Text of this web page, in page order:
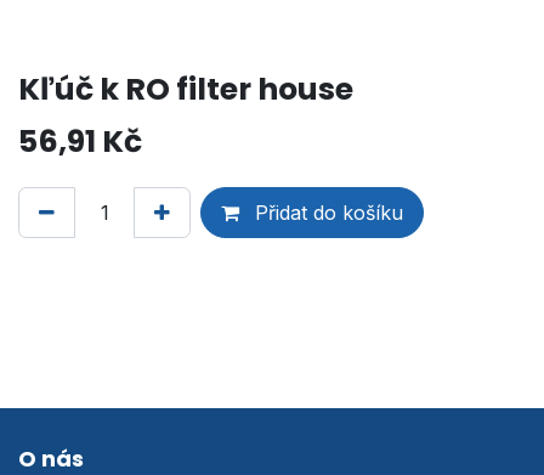
Kľúč k RO filter house
56,91 Kč
Přidat do košíku
O nás